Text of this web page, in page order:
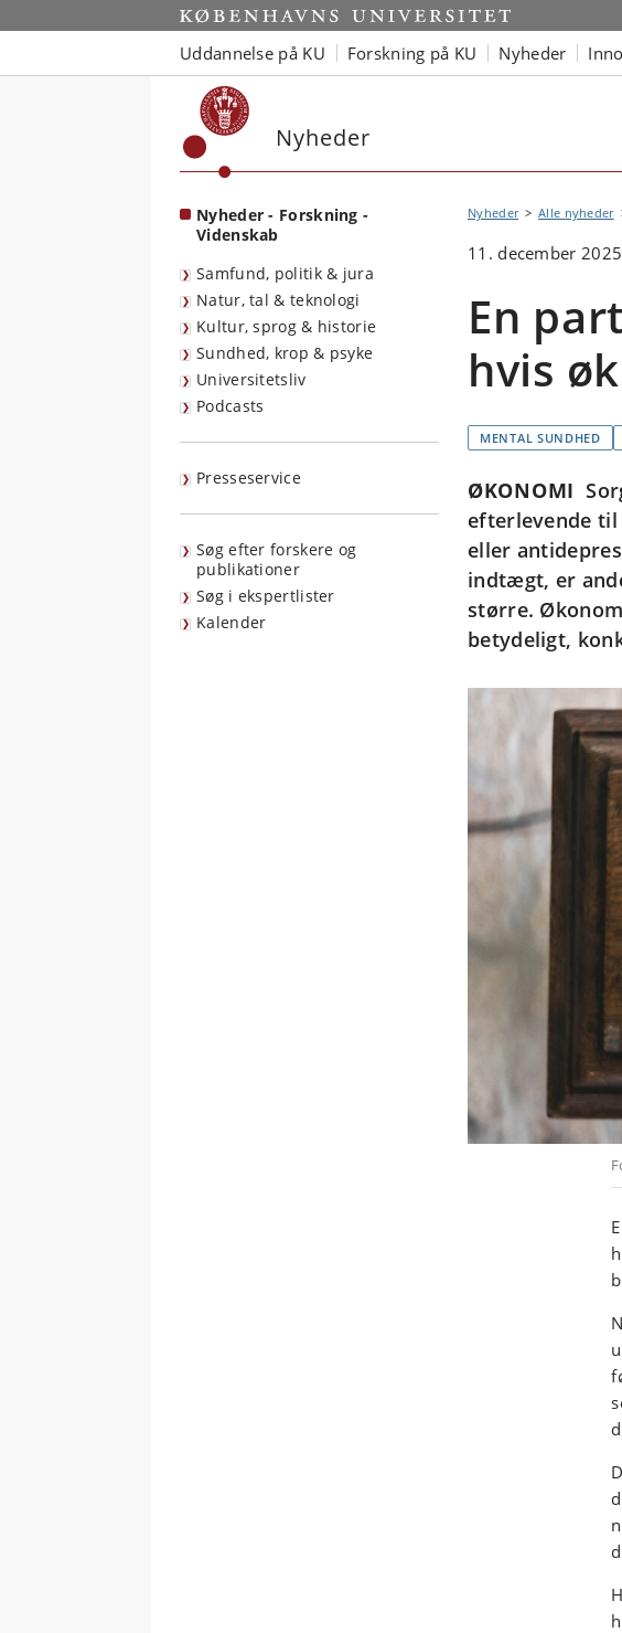
Start
Uddannelse på KU Forskning på KU Nyheder
Nyheder
Nyheder - Forskning -
Videnskab
Samfund, politik & jura
Natur, tal & teknologi
Kultur, sprog & historie
Sundhed, krop & psyke
Universitetsliv
Podcasts
Presseservice
Søg efter forskere og
publikationer
Søg i ekspertlister
Kalender
Nyheder Alle nyheder
11. december 2025
En
hvis
MENTAL SUNDHED
ØKONOMI
efterlevende til
eller
indtægt, er
større.
betydeligt,